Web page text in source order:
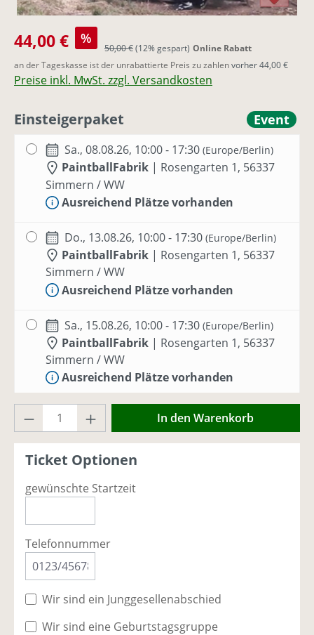
Verkaufspreis:
44,00 € %
Regulärer Preis:
50,00 €(12% gespart) Online Rabatt
an der Tageskasse ist der unrabattierte Preis zu zahlenvorher 44,00 €
Preise inkl. MwSt. zzgl. Versandkosten
Einsteigerpaket Event
Sa., 08.08.26, 10:00 - 17:30(Europe/Berlin)
PaintballFabrik | Rosengarten 1, 56337
Simmern / WW
Ausreichend Plätze vorhanden
Do., 13.08.26, 10:00 - 17:30(Europe/Berlin)
PaintballFabrik | Rosengarten 1, 56337
Simmern / WW
Ausreichend Plätze vorhanden
Sa., 15.08.26, 10:00 - 17:30(Europe/Berlin)
PaintballFabrik | Rosengarten 1, 56337
Simmern / WW
Ausreichend Plätze vorhanden
Sa., 22.08.26, 10:00 - 17:30(Europe/Berlin)
PaintballFabrik|Rosengarten 1, 56337
Simmern / WW
Nur noch einzelne Plätze vorhanden -
jetzt buchen!
Simmern / WW
Ausreichend Plätze vorhanden
Sa., 05.09.26, 10:00 - 17:00 (Europe/Berlin)
PaintballFabrik|Rosengarten 1, 56337
Produkt Anzahl: Gib den gewünschten
In den Warenkorb
Ticket Optionen
gewünschte Startzeit
Telefonnummer
Wir sind ein Junggesellenabschied
Wir sind eine Geburtstagsgruppe